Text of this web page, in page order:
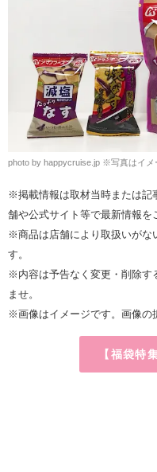
photo by happycruise.jp ※写真はイメ
※掲載情報は取材当時または記
舗や公式サイト等で最新情報を
※商品は店舗により取扱いがな
す。
※内容は予告なく変更・削除す
ませ。
※画像はイメージです。画像の
【福袋特